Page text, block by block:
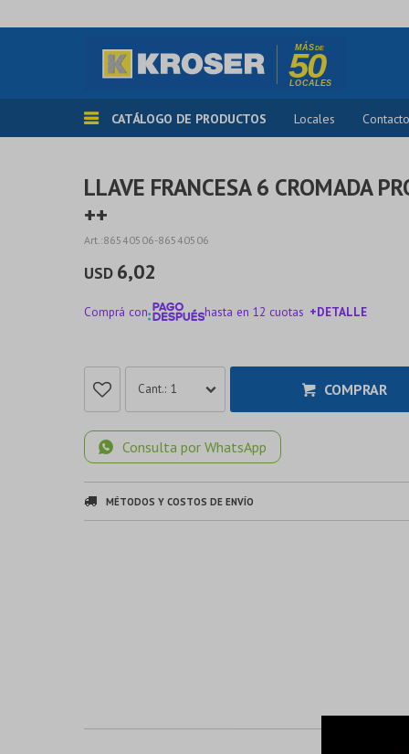
CATÁLOGO DE PRODUCTOS Locales Contacto
LLAVE FRANCESA 6 CROMADA
++
86540506-86540506
USD 6,02
Comprá con hasta en 12 cuotas +DETALLE
1 COMPRAR
Consulta por WhatsApp
MÉTODOS Y COSTOS DE ENVÍO